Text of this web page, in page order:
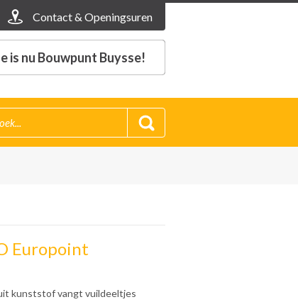
Contact & Openingsuren
is nu Bouwpunt Buysse!
Europoint
kunststof vangt vuildeeltjes